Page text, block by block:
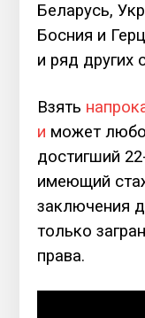
Беларусь,
Босния и
и ряд других
Взять
и может
достигший
имеющий
заключения
только
права.